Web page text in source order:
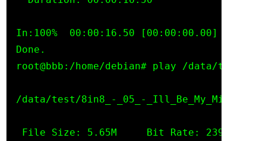
In:100%  00:00:16.50 [00:00:00.00]
Done.
root@bbb:/home/debian# play /data/test/
/data/test/8in8_-_05_-
File Size: 5.65M     Bit Rate: 239k